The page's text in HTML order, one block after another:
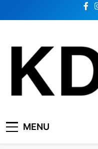
KDC
โซลูชั่น
MENU